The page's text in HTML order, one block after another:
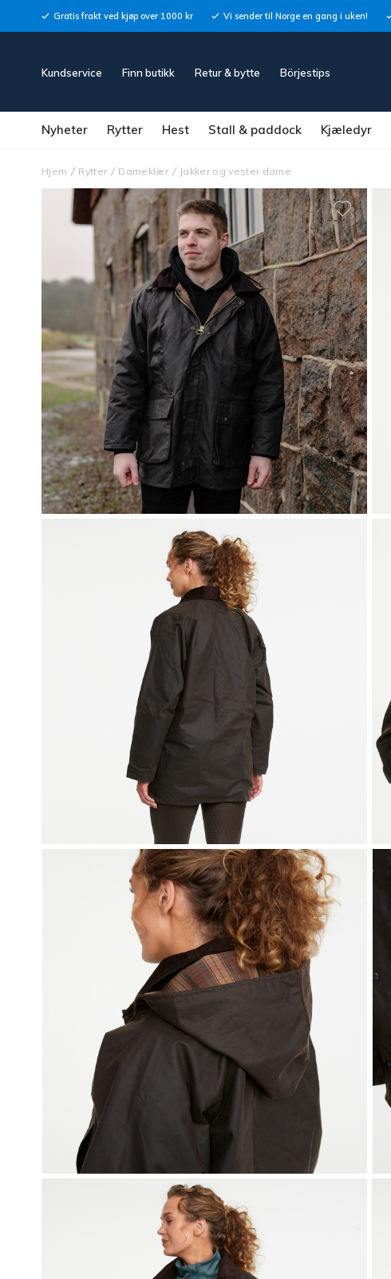
Gratis frakt ved kjøp over 1000 kr Vi sender til Norge en gang i uken!
Kundservice Finn butikk Retur & bytte Börjestips
Nyheter Rytter Hest Stall & paddock Kjæledyr
Hjem Rytter Dameklær Jakker og vester dame